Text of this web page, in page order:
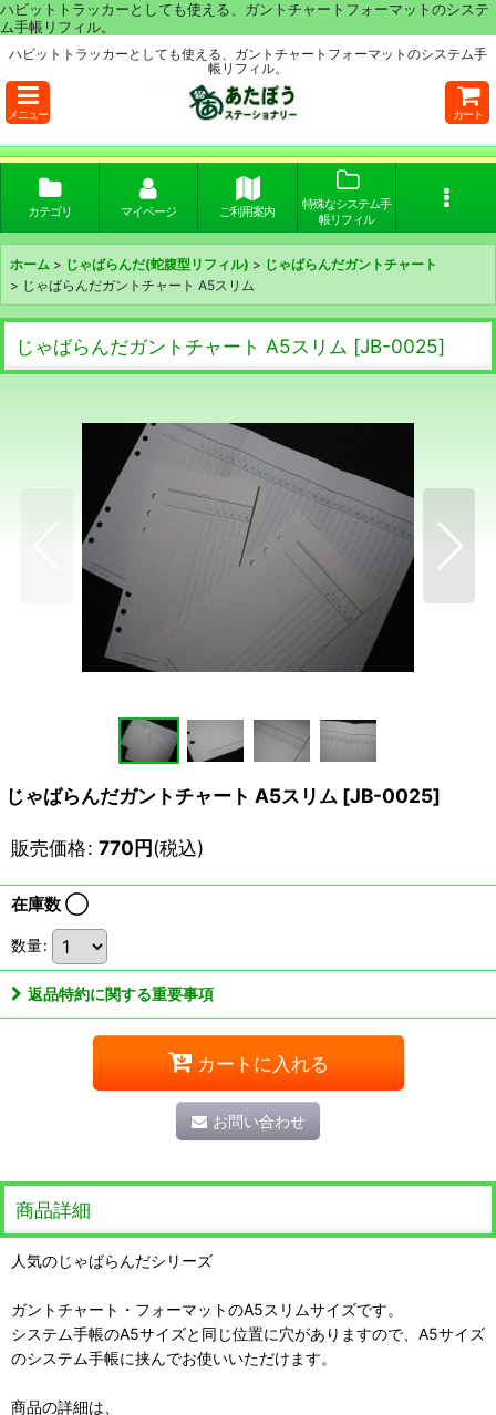
ハビットトラッカーとしても使える、ガントチャートフォーマットのシステ
ム手帳リフィル。
ハビットトラッカーとしても使える、ガントチャートフォーマットのシステム手
帳リフィル。
メニュー カート
カテゴリ マイページ ご利用案内
特殊なシステム手
帳リフィル
ホーム > じゃばらんだ(蛇腹型リフィル) > じゃばらんだガントチャート
> じゃばらんだガントチャート A5スリム
じゃばらんだガントチャート A5スリム [JB-0025]
じゃばらんだガントチャート A5スリム [JB-0025]
販売価格: 770円(税込)
在庫数 ◯
数量:
返品特約に関する重要事項
カートに入れる
お問い合わせ
商品詳細
人気のじゃばらんだシリーズ
ガントチャート・フォーマットのA5スリムサイズです。
システム手帳のA5サイズと同じ位置に穴がありますので、A5サイズ
のシステム手帳に挟んでお使いいただけます。
商品の詳細は、